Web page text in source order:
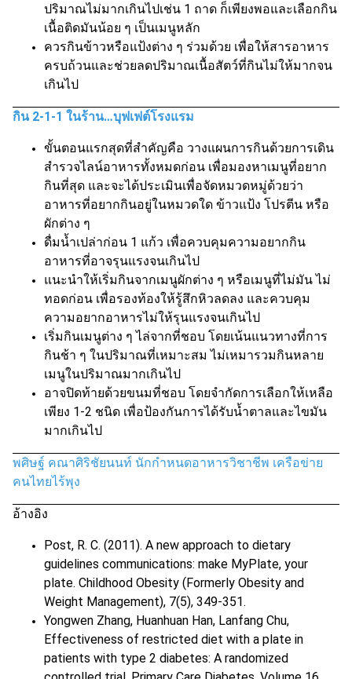
ปริมาณไม่มากเกินไปเช่น 1 ถาด ก็เพียงพอและเลือกกิน
เนื้อติดมันน้อย ๆ เป็นเมนูหลัก
ควรกินข้าวหรือแป้งต่าง ๆ ร่วมด้วย เพื่อให้สารอาหาร
ครบถ้วนและช่วยลดปริมาณเนื้อสัตว์ที่กินไม่ให้มากจน
เกินไป
กิน 2-1-1 ในร้าน…บุฟเฟต์โรงแรม
ขั้นตอนแรกสุดที่สำคัญคือ วางแผนการกินด้วยการเดิน
สำรวจไลน์อาหารทั้งหมดก่อน เพื่อมองหาเมนูที่อยาก
กินที่สุด และจะได้ประเมินเพื่อจัดหมวดหมู่ด้วยว่า
อาหารที่อยากกินอยู่ในหมวดใด ข้าวแป้ง โปรตีน หรือ
ผักต่าง ๆ
ดื่มน้ำเปล่าก่อน 1 แก้ว เพื่อควบคุมความอยากกิน
อาหารที่อาจรุนแรงจนเกินไป
แนะนำให้เริ่มกินจากเมนูผักต่าง ๆ หรือเมนูที่ไม่มัน ไม่
ทอดก่อน เพื่อรองท้องให้รู้สึกหิวลดลง และควบคุม
ความอยากอาหารไม่ให้รุนแรงจนเกินไป
เริ่มกินเมนูต่าง ๆ ไล่จากที่ชอบ โดยเน้นแนวทางที่การ
กินช้า ๆ ในปริมาณที่เหมาะสม ไม่เหมารวมกินหลาย
เมนูในปริมาณมากเกินไป
อาจปิดท้ายด้วยขนมที่ชอบ โดยจำกัดการเลือกให้เหลือ
เพียง 1-2 ชนิด เพื่อป้องกันการได้รับน้ำตาลและไขมัน
มากเกินไป
พศิษฐ์ คณาศิริชัยนนท์ นักกำหนดอาหารวิชาชีพ เครือข่าย
คนไทยไร้พุง
อ้างอิง
Post, R. C. (2011). A new approach to dietary
guidelines communications: make MyPlate, your
plate. Childhood Obesity (Formerly Obesity and
Weight Management), 7(5), 349-351.
Yongwen Zhang, Huanhuan Han, Lanfang Chu,
Effectiveness of restricted diet with a plate in
patients with type 2 diabetes: A randomized